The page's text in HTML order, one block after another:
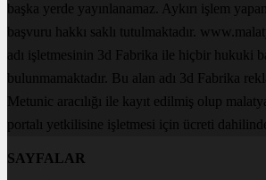
başka yerde yayınlanamaz. Aykırı işlem
başvuru hakkı saklı tutulmaktadır.
adı işletmesinin 3d Fabrika ile hiçbir hukuki
bulunmamaktadır. Bu alan adı 3d Fabrika
Metunic aracılığı ile kayıt edilmiş olup
portalı yetkilisine işletmesi için ücreti
SAYFALAR